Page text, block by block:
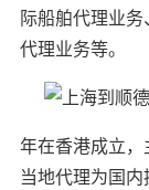
际船舶代理业
代理业务等。
年在香港成立
当地代理为国